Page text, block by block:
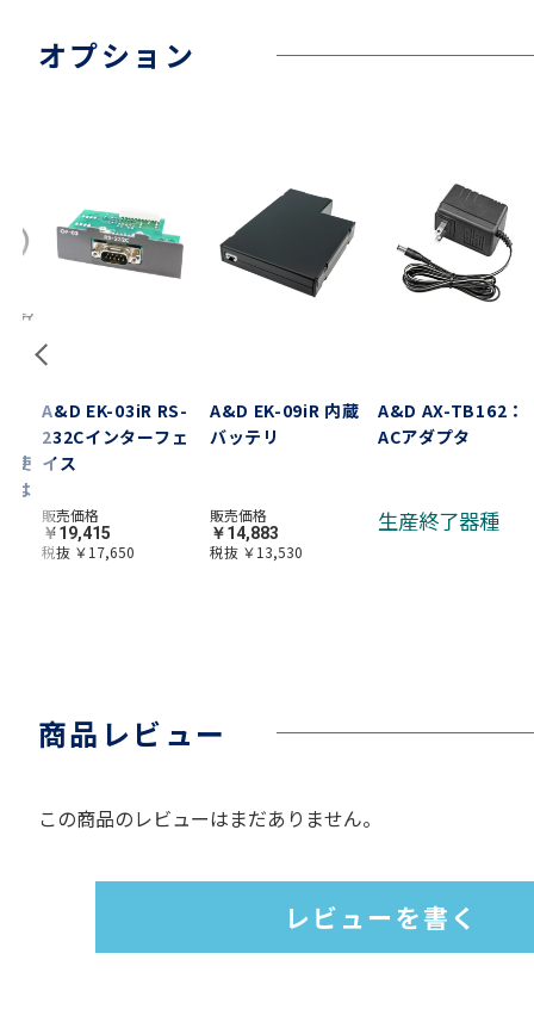
オプション
使
は
A&D EK-03iR RS-
232Cインターフェ
イス
販売価格
￥19,415
税抜 ￥17,650
A&D EK-09iR 内蔵
バッテリ
販売価格
￥14,883
税抜 ￥13,530
A&D AX-TB162：
ACアダプタ
生産終了器種
商品レビュー
この商品のレビューはまだありません。
レビューを書く